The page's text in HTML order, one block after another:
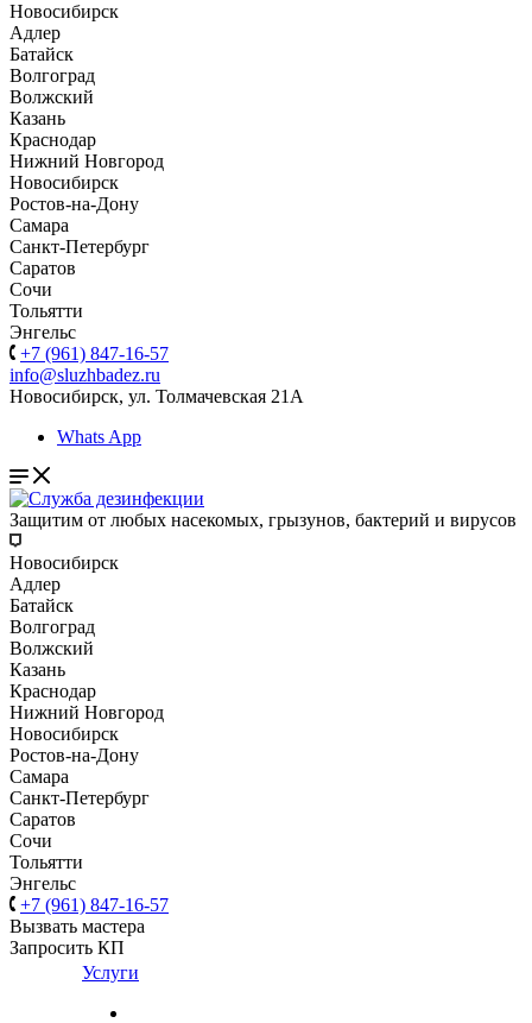
Новосибирск
Адлер
Батайск
Волгоград
Волжский
Казань
Краснодар
Нижний Новгород
Новосибирск
Ростов-на-Дону
Самара
Санкт-Петербург
Саратов
Сочи
Тольятти
Энгельс
+7 (961) 847-16-57
info@sluzhbadez.ru
Новосибирск, ул. Толмачевская 21А
Whats App
Защитим от любых насекомых, грызунов, бактерий и вирусов
Новосибирск
Адлер
Батайск
Волгоград
Волжский
Казань
Краснодар
Нижний Новгород
Новосибирск
Ростов-на-Дону
Самара
Санкт-Петербург
Саратов
Сочи
Тольятти
Энгельс
+7 (961) 847-16-57
Вызвать мастера
Запросить КП
Услуги